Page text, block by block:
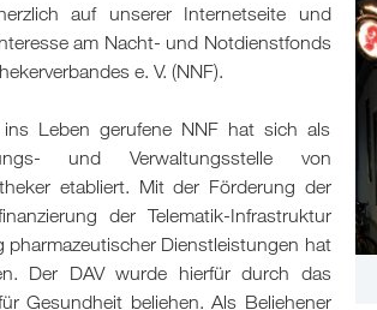
auf unserer Internetseite und
am Nacht- und Notdienstfonds
e. V. (NNF).
Leben gerufene NNF hat sich als
und Verwaltungsstelle von
etabliert. Mit der Förderung der
der Telematik-Infrastruktur
pharmazeutischer Dienstleistungen hat
Der DAV wurde hierfür durch das
Gesundheit beliehen. Als Beliehener